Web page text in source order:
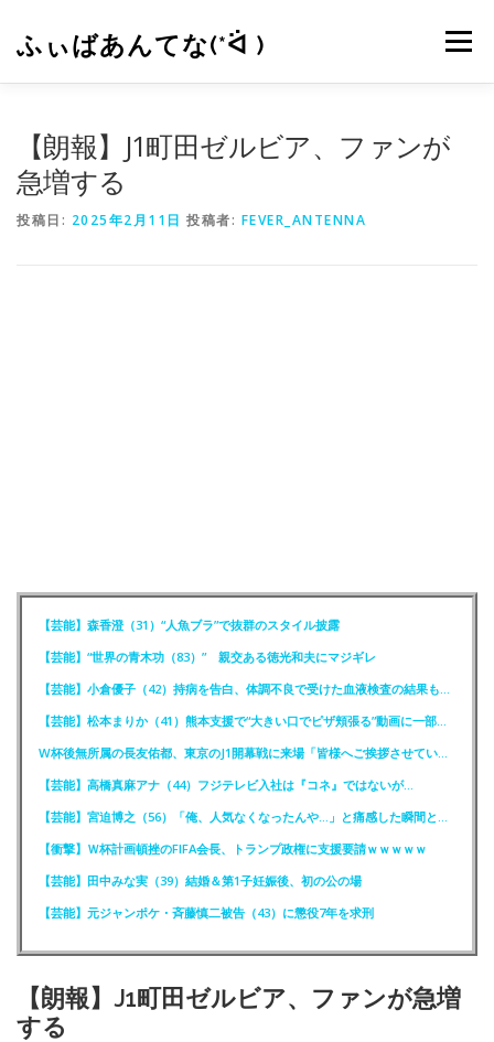
ふぃばあんてな(*ᐛ ) メニュー
【朗報】J1町田ゼルビア、ファンが
急増する
投稿日: 2025年2月11日 投稿者: FEVER_ANTENNA
【芸能】森香澄（31）“人魚ブラ”で抜群のスタイル披露
【芸能】“世界の青木功（83）” 親交ある徳光和夫にマジギレ
【芸能】小倉優子（42）持病を告白、体調不良で受けた血液検査の結果も明かす
【芸能】松本まりか（41）熊本支援で“大きい口でピザ頬張る”動画に一部で困惑…“
W杯後無所属の長友佑都、東京のJ1開幕戦に来場「皆様へご挨拶させていただきます」
【芸能】高橋真麻アナ（44）フジテレビ入社は『コネ』ではないが…
【芸能】宮迫博之（56）「俺、人気なくなったんや…」と痛感した瞬間とは？
【衝撃】Ｗ杯計画頓挫のFIFA会長、トランプ政権に支援要請ｗｗｗｗｗ
【芸能】田中みな実（39）結婚＆第1子妊娠後、初の公の場
【芸能】元ジャンポケ・斉藤慎二被告（43）に懲役7年を求刑
【朗報】J1町田ゼルビア、ファンが急増
する